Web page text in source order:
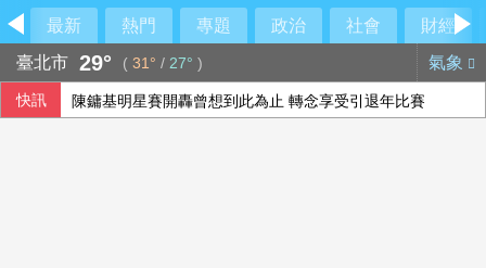
最新 熱門 專題 政治 社會
財經
臺北市 29° ( 31° / 27° ) 氣象
快訊 陳鏞基明星賽開轟曾想到此為止 轉念享受引退年比賽